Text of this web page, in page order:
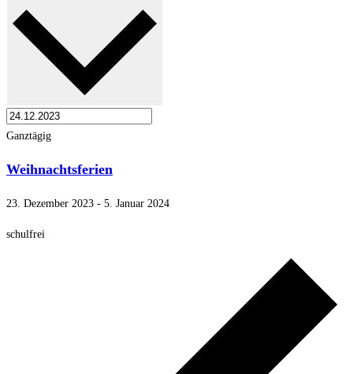
Ganztägig
Weihnachtsferien
23. Dezember 2023 - 5. Januar 2024
schulfrei